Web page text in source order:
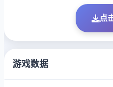
点
游戏数据